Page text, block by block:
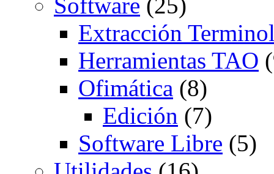
Software (25)
Extracción
Herramientas TAO
Ofimática (8)
Edición (7)
Software Libre (5)